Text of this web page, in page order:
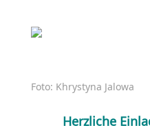
Foto: Khrystyna Jalowa
Herzliche